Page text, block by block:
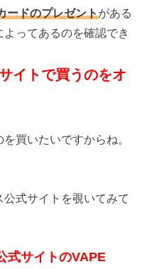
ードのプレゼントがある
ってあるのを確認でき
イトで買うのをオ
買いたいですからね。
式サイトを覗いてみて
サイトのVAPE